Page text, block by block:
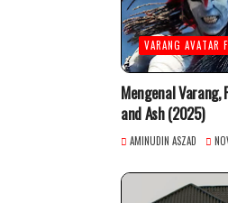
VARANG AVATAR
Mengenal Varang,
and Ash (2025)
AMINUDIN ASZAD